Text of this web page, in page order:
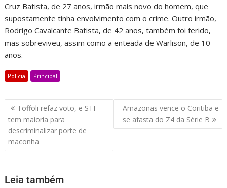
Cruz Batista, de 27 anos, irmão mais novo do homem, que
supostamente tinha envolvimento com o crime. Outro irmão,
Rodrigo Cavalcante Batista, de 42 anos, também foi ferido,
mas sobreviveu, assim como a enteada de Warlison, de 10
anos.
Polícia Principal
Toffoli refaz voto, e STF
tem maioria para
descriminalizar porte de
maconha
Amazonas vence o Coritiba e
se afasta do Z4 da Série B
Leia também